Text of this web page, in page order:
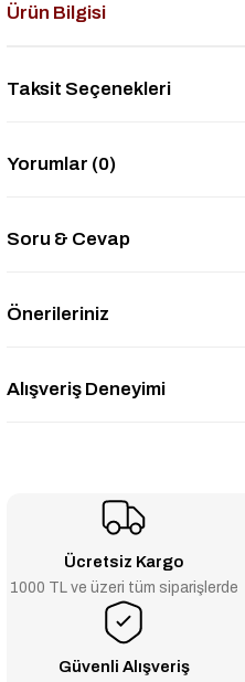
Ürün Bilgisi
Taksit Seçenekleri
Yorumlar (0)
Soru & Cevap
Önerileriniz
Alışveriş Deneyimi
Ücretsiz Kargo
1000 TL ve üzeri tüm siparişlerde
Güvenli Alışveriş